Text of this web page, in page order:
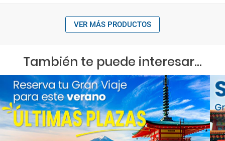
VER MÁS PRODUCTOS
También te puede interesar...